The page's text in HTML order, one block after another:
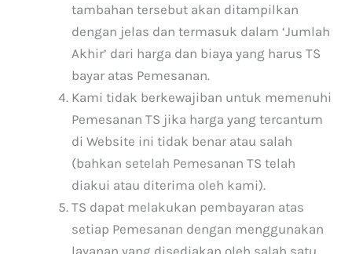
tambahan tersebut akan ditampilkan
dengan jelas dan termasuk dalam ‘Jumlah
Akhir’ dari harga dan biaya yang harus TS
bayar atas Pemesanan.
Kami tidak berkewajiban untuk memenuhi
Pemesanan TS jika harga yang tercantum
di Website ini tidak benar atau salah
(bahkan setelah Pemesanan TS telah
diakui atau diterima oleh kami).
TS dapat melakukan pembayaran atas
setiap Pemesanan dengan menggunakan
layanan yang disediakan oleh salah satu